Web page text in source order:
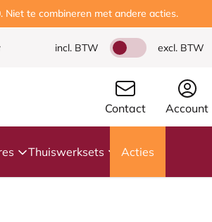
te combineren met andere acties.
incl. BTW excl. BTW
Contact Account
Thuiswerksets Acties